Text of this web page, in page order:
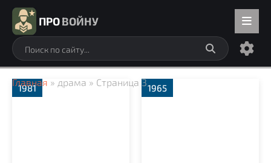
ПРОВОЙНУ
Главная » драма » Страница 3
1981 1965